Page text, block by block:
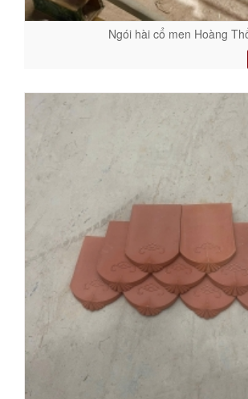
Ngói hài cổ men Hoàng